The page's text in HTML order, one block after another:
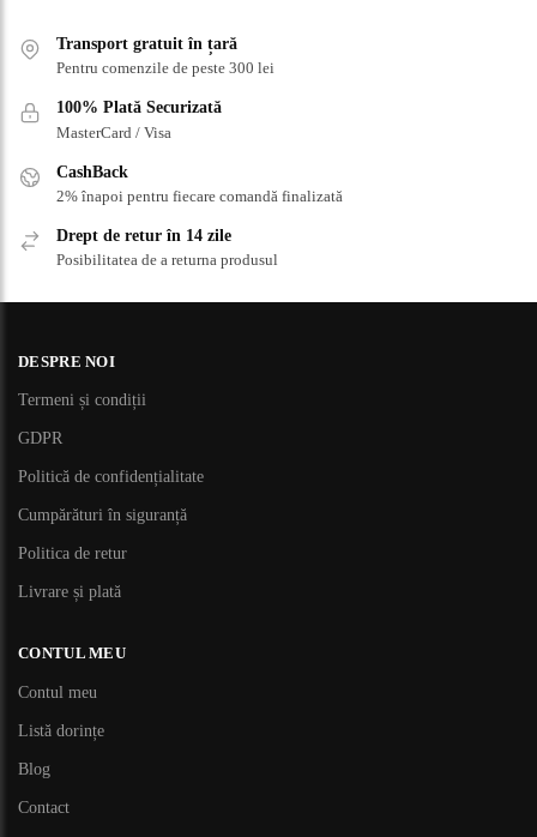
Transport gratuit în țară
Pentru comenzile de peste 300 lei
100% Plată Securizată
MasterCard / Visa
CashBack
2% înapoi pentru fiecare comandă finalizată
Drept de retur în 14 zile
Posibilitatea de a returna produsul
DESPRE NOI
Termeni și condiții
GDPR
Politică de confidențialitate
Cumpărături în siguranță
Politica de retur
Livrare și plată
CONTUL MEU
Contul meu
Listă dorințe
Blog
Contact